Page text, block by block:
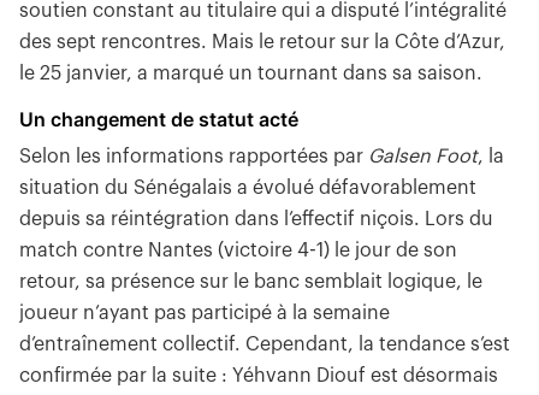
soutien constant au titulaire qui a disputé l’intégralité
des sept rencontres. Mais le retour sur la Côte d’Azur,
le 25 janvier, a marqué un tournant dans sa saison.
Un changement de statut acté
Selon les informations rapportées par Galsen Foot, la
situation du Sénégalais a évolué défavorablement
depuis sa réintégration dans l’effectif niçois. Lors du
match contre Nantes (victoire 4-1) le jour de son
retour, sa présence sur le banc semblait logique, le
joueur n’ayant pas participé à la semaine
d’entraînement collectif. Cependant, la tendance s’est
confirmée par la suite : Yéhvann Diouf est désormais